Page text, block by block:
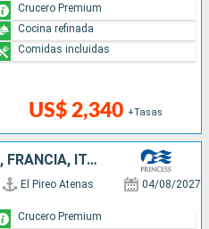
US$ 2,340 +Tasas
Crucero Premium
Cocina refinada
Comidas incluidas
GRECIA, TURQUÍA, ESPAÑA, FRANCIA, ITALIA
El Pireo Atenas 04/08/2027
Crucero Premium